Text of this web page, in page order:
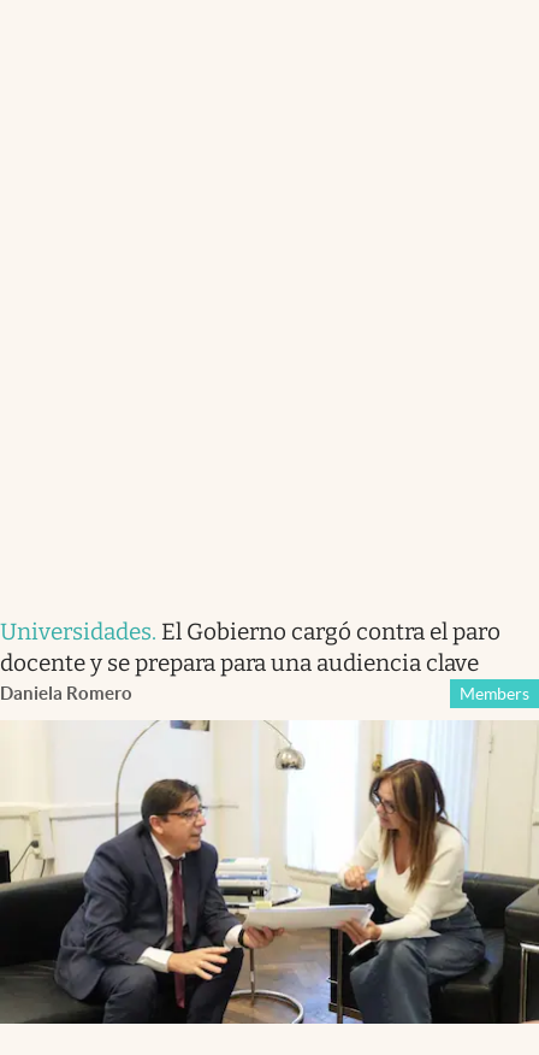
Universidades. El Gobierno cargó contra el paro
docente y se prepara para una audiencia clave
Daniela Romero Members